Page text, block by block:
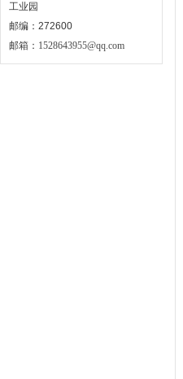
工业园
邮编：272600
邮箱： 1528643955@qq.com